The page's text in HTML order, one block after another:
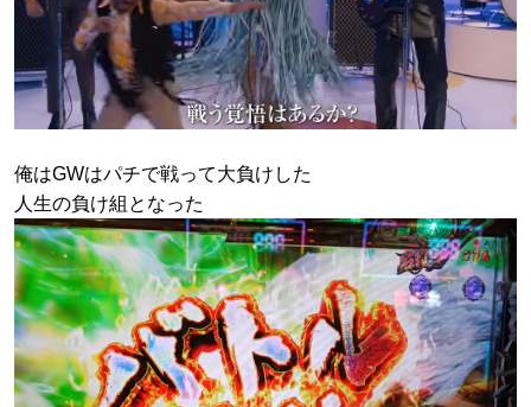
俺はGWはパチで戦って大負けした
人生の負け組となった